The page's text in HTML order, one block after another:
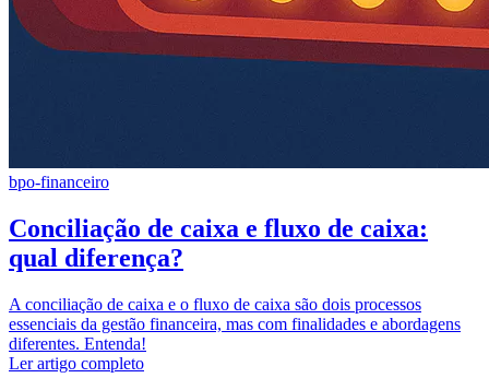
bpo-financeiro
Conciliação de caixa e fluxo de caixa:
qual diferença?
A conciliação de caixa e o fluxo de caixa são dois processos
essenciais da gestão financeira, mas com finalidades e abordagens
diferentes. Entenda!
Ler artigo completo